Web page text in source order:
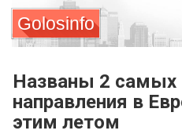
Golosinfo
Названы 2
направления в
этим летом